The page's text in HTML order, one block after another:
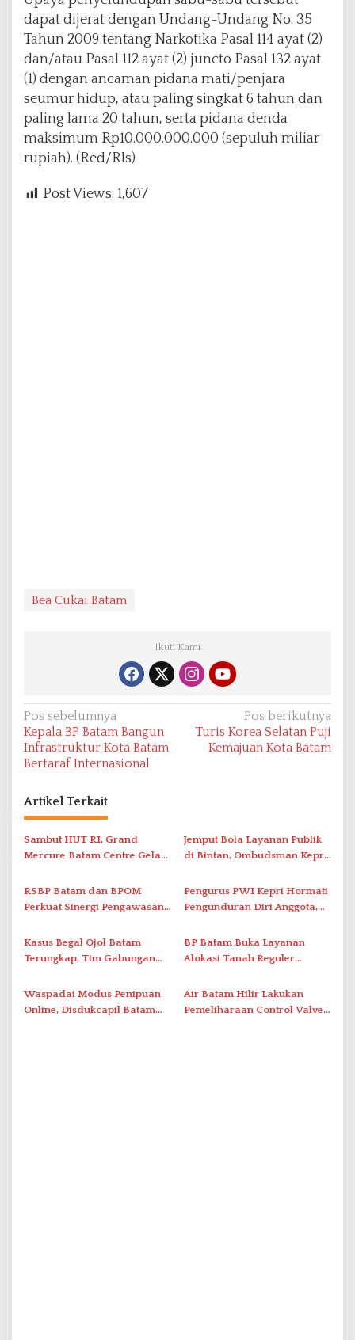
dapat dijerat dengan Undang-Undang No. 35
Tahun 2009 tentang Narkotika Pasal 114 ayat (2)
dan/atau Pasal 112 ayat (2) juncto Pasal 132 ayat
(1) dengan ancaman pidana mati/penjara
seumur hidup, atau paling singkat 6 tahun dan
paling lama 20 tahun, serta pidana denda
maksimum Rp10.000.000.000 (sepuluh miliar
rupiah). (Red/Rls)
Post Views: 1,607
Bea Cukai Batam
Ikuti Kami
N
a
v
g
s
p
s
Pos sebelumnya
Kepala BP Batam Bangun
Infrastruktur Kota Batam
Bertaraf Internasional
Pos berikutnya
Turis Korea Selatan Puji
Kemajuan Kota Batam
Artikel Terkait
Sambut HUT RI, Grand
Mercure Batam Centre Gelar
Nusantara’
Jemput Bola Layanan Publik
di Bintan, Ombudsman Kepri
Solar Nelayan
RSBP Batam dan BPOM
Perkuat Sinergi Pengawasan
Pelayanan Kefarmasian
Pengurus PWI Kepri Hormati
Pengunduran Diri Anggota,
Administrasi ke Pusat
Kasus Begal Ojol Batam
Terungkap, Tim Gabungan
Simpang Dam
BP Batam Buka Layanan
Alokasi Tanah Reguler
Waspadai Modus Penipuan
Online, Disdukcapil Batam
Air Batam Hilir Lakukan
Pemeliharaan Control Valve,